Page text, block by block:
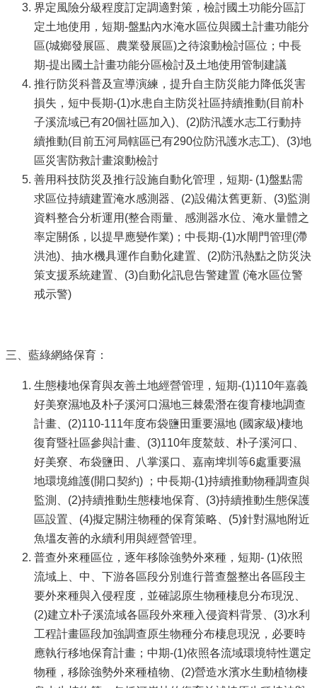
界定風險分級程度訂定調適對策，檢討國土功能分區訂
定土地使用，短期-盤點內水淹水區位與國土計畫功能分
區(城鄉發展區、農業發展區)之待滾動檢討區位；中長
期-提出國土計畫功能分區檢討及土地使用管制建議
推行防災科普及宣導演練，提升自主防災能力降低災害
損失，短中長期-(1)水患自主防災社區持續推動(目前朴
子溪流域已有20個社區加入)、(2)防汛護水志工行動持
續推動(目前五河局轄區已有290位防汛護水志工)、(3)地
區災害防救計畫滾動檢討
善用科技防災及推行設施自動化管理，短期- (1)盤點需
求區位持續建置淹水感測器、(2)設備汰舊更新、(3)監測
資料整合分析運用(整合雨量、感測器水位、淹水量體之
率定關係，以提早應變作業)；中長期-(1)水閘門管理(滯
洪池)、抽水機具運作自動化建置、(2)防汛熱點之防災決
策支援系統建置、(3)自動化訊息告警建置 (淹水區位警
戒示警)
三、藍綠網絡保育：
生態棲地保育與友善土地經營管理，短期-(1)110年嘉義
好美寮濕地及朴子溪河口濕地三棘鱟潛在復育棲地調查
計畫、(2)110-111年度布袋鹽田重要濕地 (國家級)棲地
復育暨社區參與計畫、(3)110年度鰲鼓、朴子溪河口、
好美寮、布袋鹽田、八掌溪口、嘉南埤圳等6處重要濕
地環境維護(開口契約) ；中長期-(1)持續推動物種調查與
監測、(2)持續推動生態棲地保育、(3)持續推動生態保護
區設置、(4)擬定關注物種的保育策略、(5)針對濕地附近
魚塭友善的永續利用與經營管理。
普查外來種區位，逐年移除強勢外來種，短期- (1)依照
流域上、中、下游各區段分別進行普查盤整出各區段主
要外來種與入侵程度，並確認原生物種棲息分布現況、
(2)建立朴子溪流域各區段外來種入侵資料背景、(3)水利
工程計畫區段加強調查原生物種分布棲息現況，必要時
應執行移地保育計畫；中期-(1)依照各流域環境特性選定
物種，移除強勢外來種植物、(2)營造水濱水生動植物棲